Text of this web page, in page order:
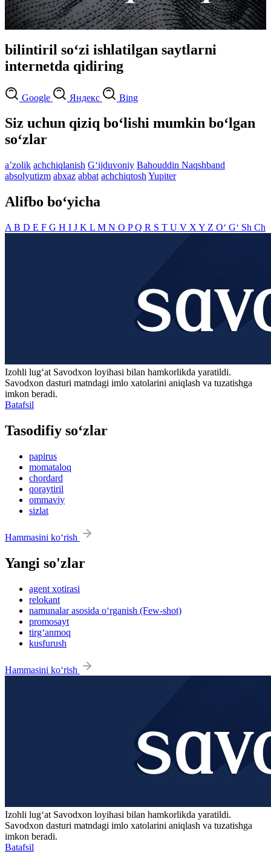
bilintiril so‘zi ishlatilgan saytlarni
internetda qidiring
Google Яндекс Bing
Siz uchun qiziq bo‘lishi mumkin bo‘lgan
so‘zlar
aʼzolik achchiqlanish G‘ijduvoniy Bahouddin Naqshband
absolyutizm abxaz abbat achchiqtosh Yupiter
Alifbo bo‘yicha
A B D E F G H I J K L M N O PQ R S T U V X Y Z O‘ G‘ Sh Ch
Izohli lugʻat Savodxon loyihasi bilan hamkorlikda yaratildi.
Savodxon dasturi matndagi imlo xatolarini aniqlash va tuzatishga
imkon beradi.
Batafsil
Tasodifiy so‘zlar
papirus
momataloq
chordard
qoraytiril
ommaviy
sizlat
Hammasini ko‘rish
Yangi so'zlar
agent xotirasi
relokant
namunalar asosida o‘rganish (Few-shot)
promosayt
tirg‘anmoq
kusfurush
Hammasini ko‘rish
Izohli lugʻat Savodxon loyihasi bilan hamkorlikda yaratildi.
Savodxon dasturi matndagi imlo xatolarini aniqlash va tuzatishga
imkon beradi.
Batafsil